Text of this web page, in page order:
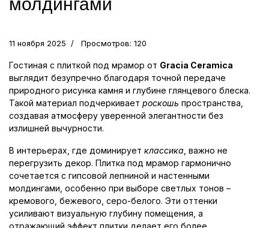
11 ноября 2025 Просмотров: 120
Гостиная с плиткой под мрамор от Gracia Ceramica
выглядит безупречно благодаря точной передаче
природного рисунка камня и глубине глянцевого блеска.
Такой материал подчеркивает роскошь пространства,
создавая атмосферу уверенной элегантности без
излишней вычурности.
В интерьерах, где доминирует классика , важно не
перегрузить декор. Плитка под мрамор гармонично
сочетается с гипсовой лепниной и настенными
молдингами, особенно при выборе светлых тонов –
кремового, бежевого, серо-белого. Эти оттенки
усиливают визуальную глубину помещения, а